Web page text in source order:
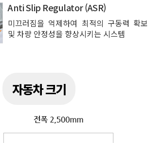
Anti Slip Regulator (ASR)
미끄러짐을 억제하여 최적의 구동력 확보
및 차량 안정성을 향상시키는 시스템
자동차 크기